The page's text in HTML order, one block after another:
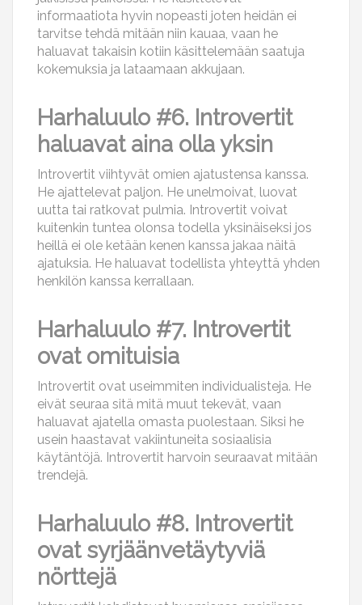
informaatiota hyvin nopeasti joten heidän ei
tarvitse tehdä mitään niin kauaa, vaan he
haluavat takaisin kotiin käsittelemään saatuja
kokemuksia ja lataamaan akkujaan.
Harhaluulo #6. Introvertit
haluavat aina olla yksin
Introvertit viihtyvät omien ajatustensa kanssa.
He ajattelevat paljon. He unelmoivat, luovat
uutta tai ratkovat pulmia. Introvertit voivat
kuitenkin tuntea olonsa todella yksinäiseksi jos
heillä ei ole ketään kenen kanssa jakaa näitä
ajatuksia. He haluavat todellista yhteyttä yhden
henkilön kanssa kerrallaan.
Harhaluulo #7. Introvertit
ovat omituisia
Introvertit ovat useimmiten individualisteja. He
eivät seuraa sitä mitä muut tekevät, vaan
haluavat ajatella omasta puolestaan. Siksi he
usein haastavat vakiintuneita sosiaalisia
käytäntöjä. Introvertit harvoin seuraavat mitään
trendejä.
Harhaluulo #8. Introvertit
ovat syrjäänvetäytyviä
nörttejä